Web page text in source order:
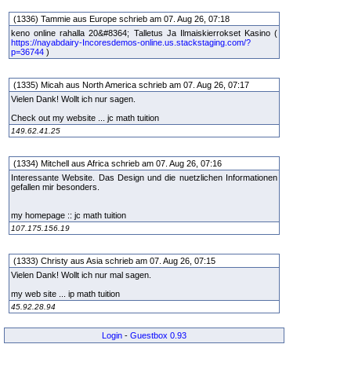
(1336) Tammie aus Europe schrieb am 07. Aug 26, 07:18
keno online rahalla 20&#8364; Talletus Ja Ilmaiskierrokset Kasino (
https://nayabdairy-Incoresdemos-online.us.stackstaging.com/?
p=36744 )
(1335) Micah aus North America schrieb am 07. Aug 26, 07:17
Vielen Dank! Wollt ich nur sagen.
Check out my website ... jc math tuition
149.62.41.25
(1334) Mitchell aus Africa schrieb am 07. Aug 26, 07:16
Interessante Website. Das Design und die nuetzlichen Informationen
gefallen mir besonders.
my homepage :: jc math tuition
107.175.156.19
(1333) Christy aus Asia schrieb am 07. Aug 26, 07:15
Vielen Dank! Wollt ich nur mal sagen.
my web site ... ip math tuition
45.92.28.94
Login - Guestbox 0.93